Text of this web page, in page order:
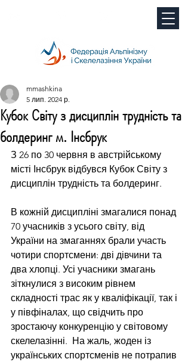
Кубок Світу з дисциплін трудність та
болдеринг м. Інсбрук
mmashkina
5 лип. 2024 р.
З 26 по 30 червня в австрійському
місті Інсбрук відбувся Кубок Світу з
дисциплін трудність та болдеринг.
В кожній дисципліні змагалися понад
70 учасників з усього світу, від
України на змаганнях брали участь
чотири спортсмени: дві дівчини та
два хлопці. Усі учасники змагань
зіткнулися з високим рівнем
складності трас як у кваліфікації, так і
у півфіналах, що свідчить про
зростаючу конкуренцію у світовому
скелелазінні.  На жаль, жоден із
українських спортсменів не потрапив